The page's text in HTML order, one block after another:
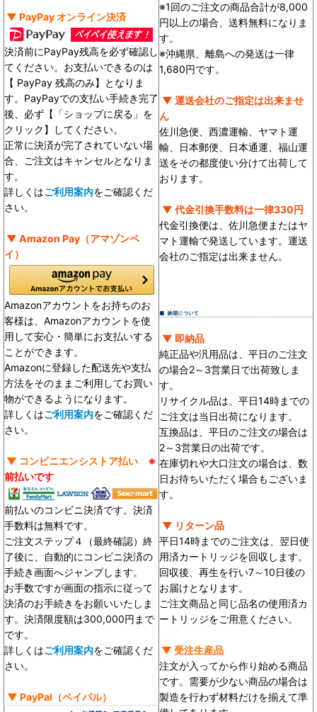
▼ PayPay オンライン決済
決済前にPayPay残高を必ず確認し
てください。お支払いできるのは
【 PayPay 残高のみ】となりま
す。PayPayでの支払い手続き完了
後、必ず【「ショップに戻る」を
クリック】してください。
正常に決済が完了されていない場
合、ご注文はキャンセルとなりま
す。
詳しくはご利用案内をご確認くだ
さい。
▼ Amazon Pay（アマゾンペ
イ）
Amazonアカウントをお持ちのお
客様は、Amazonアカウントを使
用して安心・簡単にお支払いする
ことができます。
Amazonに登録した配送先や支払
方法をそのままご利用してお買い
物ができるようになります。
詳しくはご利用案内をご確認くだ
さい。
▼ コンビニエンシストア払い ※
前払いです
前払いのコンビニ決済です。決済
手数料は無料です。
ご注文ステップ４（最終確認）終
了後に、自動的にコンビニ決済の
手続き画面へジャンプします。
お手数ですが画面の指示に従って
決済のお手続きをお願いいたしま
す。決済限度額は300,000円まで
です。
詳しくはご利用案内をご確認くだ
さい。
▼ PayPal （ペイパル）
※1回のご注文の商品合計が8,000
円以上の場合、送料無料になりま
す。
※沖縄県、離島への発送は一律
1,680円です。
▼ 運送会社のご指定は出来ませ
ん
佐川急便、西濃運輸、ヤマト運
輸、日本郵便、日本通運、福山運
送をその都度使い分けて出荷して
おります。
▼ 代金引換手数料は一律330円
代金引換便は、佐川急便またはヤ
マト運輸で発送しています。運送
会社のご指定は出来ません。
▼ 即納品
純正品や汎用品は、平日のご注文
の場合2～3営業日で出荷致しま
す。
リサイクル品は、平日14時までの
ご注文は当日出荷になります。
互換品は、平日のご注文の場合は
2～3営業日の出荷です。
在庫切れや大口注文の場合は、数
日お待ちいただく場合もございま
す。
▼ リターン品
平日14時までのご注文は、翌日使
用済カートリッジを回収します。
回収後、再生を行い7～10日後の
お届けとなります。
ご注文商品と同じ品名の使用済カ
ートリッジをご用意ください。
▼ 受注生産品
注文が入ってから作り始める商品
です。需要が少ない商品の場合は
製造を行わず材料だけを揃えて準